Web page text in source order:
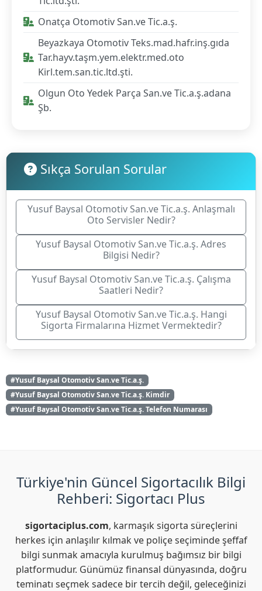
Onatça Otomotiv San.ve Tic.a.ş.
Beyazkaya Otomotiv Teks.mad.hafr.inş.gıda
Tar.hayv.taşm.yem.elektr.med.oto
Kirl.tem.san.tic.ltd.şti.
Olgun Oto Yedek Parça San.ve Tic.a.ş.adana
Şb.
Sıkça Sorulan Sorular
Yusuf Baysal Otomotiv San.ve Tic.a.ş. Anlaşmalı
Oto Servisler Nedir?
Yusuf Baysal Otomotiv San.ve Tic.a.ş. Adres
Bilgisi Nedir?
Yusuf Baysal Otomotiv San.ve Tic.a.ş. Çalışma
Saatleri Nedir?
Yusuf Baysal Otomotiv San.ve Tic.a.ş. Hangi
Sigorta Firmalarına Hizmet Vermektedir?
#Yusuf Baysal Otomotiv San.ve Tic.a.ş.
#Yusuf Baysal Otomotiv San.ve Tic.a.ş. Kimdir
#Yusuf Baysal Otomotiv San.ve Tic.a.ş. Telefon Numarası
Türkiye'nin Güncel Sigortacılık Bilgi
Rehberi: Sigortacı Plus
sigortaciplus.com, karmaşık sigorta süreçlerini
herkes için anlaşılır kılmak ve poliçe seçiminde şeffaf
bilgi sunmak amacıyla kurulmuş bağımsız bir bilgi
platformudur. Günümüz finansal dünyasında, doğru
teminatı seçmek sadece bir tercih değil, geleceğinizi